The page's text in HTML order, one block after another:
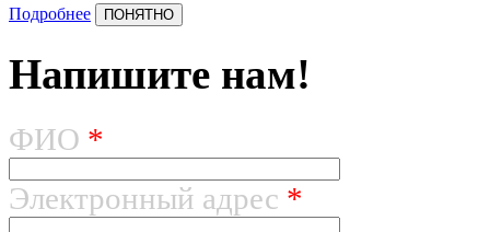
Подробнее ПОНЯТНО
Напишите нам!
ФИО *
Электронный адрес *